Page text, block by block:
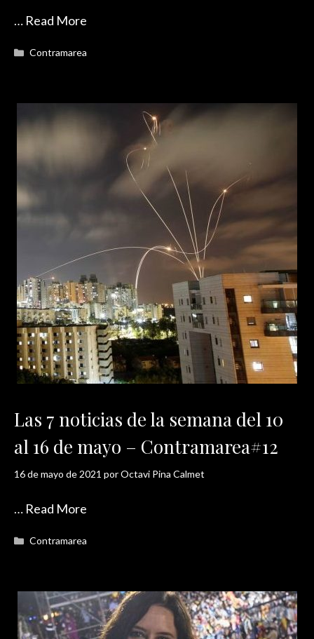
… Read More
Categorías
Contramarea
Las 7 noticias de la semana del 10
al 16 de mayo – Contramarea#12
16 de mayo de 2021 porOctavi Pina Calmet
… Read More
Categorías
Contramarea